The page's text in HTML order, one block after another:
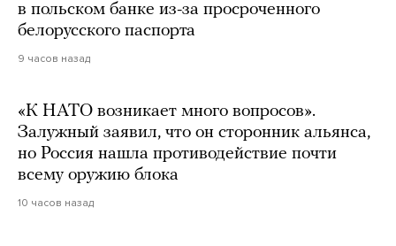
в польском банке из-за просроченного
белорусского паспорта
9 часов назад
«К НАТО возникает много вопросов».
Залужный заявил, что он сторонник альянса,
но Россия нашла противодействие почти
всему оружию блока
10 часов назад